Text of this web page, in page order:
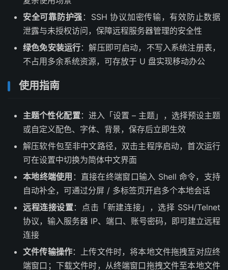
安全可靠防护强 ：SSH 协议加密传输，有效防止数据
泄露与未授权访问，保障远程服务器管理的安全性
绿色免安装运行：解压即可启动，不写入系统注册表，
不占用多余系统资源，可存放于 U 盘实现移动办公
使用指南
主题个性化配置：进入「设置 – 主题」，选择预设主题
或自定义配色、字体、背景，保存后立即生效
解压软件包至非中文路径，双击主程序启动，首次运行
可在设置中切换为简体中文界面
本地终端使用 ：直接在终端窗口输入 Shell 命令，支持
自动补全，可通过分屏 / 多标签页开启多个本地会话
远程连接设置：点击「新建连接」，选择 SSH/Telnet
协议，输入服务器 IP、端口、账号密码，即可建立远程
连接
文件传输操作：上传文件时，将本地文件拖拽至对应终
端窗口；下载文件时，从终端窗口拖拽文件至本地文件